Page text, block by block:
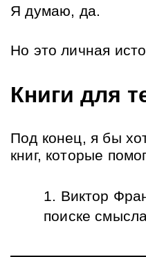
Я думаю, да.
Но это личная
Книги для
Под конец, я бы
книг, которые
Виктор
поиске